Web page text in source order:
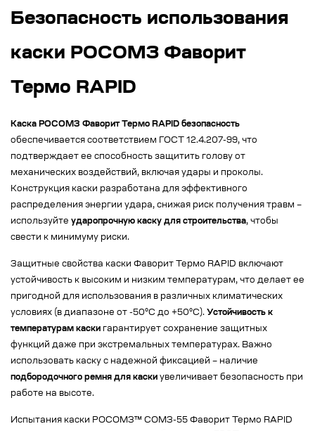
Безопасность использования
каски РОСОМЗ Фаворит
Термо RAPID
Каска РОСОМЗ Фаворит Термо RAPID безопасность
обеспечивается соответствием ГОСТ 12.4.207-99, что
подтверждает ее способность защитить голову от
механических воздействий, включая удары и проколы.
Конструкция каски разработана для эффективного
распределения энергии удара, снижая риск получения травм –
используйте ударопрочную каску для строительства, чтобы
свести к минимуму риски.
Защитные свойства каски Фаворит Термо RAPID включают
устойчивость к высоким и низким температурам, что делает ее
пригодной для использования в различных климатических
условиях (в диапазоне от -50°C до +50°C). Устойчивость к
температурам каски гарантирует сохранение защитных
функций даже при экстремальных температурах. Важно
использовать каску с надежной фиксацией – наличие
подбородочного ремня для каски увеличивает безопасность при
работе на высоте.
Испытания каски РОСОМЗ™ СОМЗ-55 Фаворит Термо RAPID